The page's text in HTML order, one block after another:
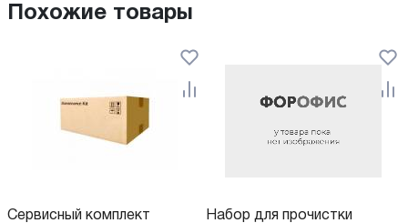
Похожие товары
Сервисный комплект
Набор для прочистки